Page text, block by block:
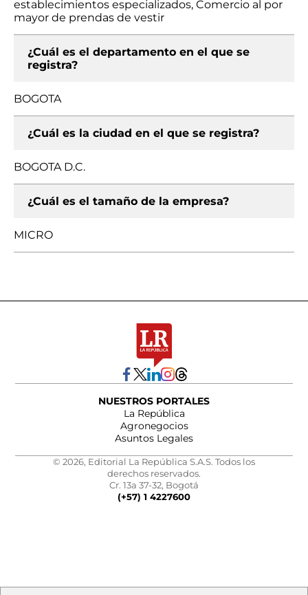
establecimientos especializados, Comercio al por
mayor de prendas de vestir
¿Cuál es el departamento en el que se
registra?
BOGOTA
¿Cuál es la ciudad en el que se registra?
BOGOTA D.C.
¿Cuál es el tamaño de la empresa?
MICRO
NUESTROS PORTALES
La República
Agronegocios
Asuntos Legales
© 2026, Editorial La República S.A.S. Todos los
derechos reservados.
Cr. 13a 37-32, Bogotá
(+57) 1 4227600